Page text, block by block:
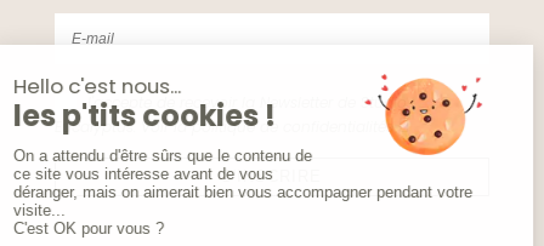
J'accepte de recevoir la Newsletter de Studio
Eucalyptus. Voir la politique de confidentialités
S'INSCRIRE